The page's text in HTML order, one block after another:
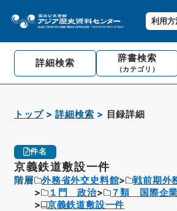
利用方
詳細検索 辞書検索
（カテゴリ）
トップ 詳細検索 目録詳細
件名
京義鉄道敷設一件
階層 外務省外交史料館
戦前期外
１門 政治
７類 国際企業
京義鉄道敷設一件